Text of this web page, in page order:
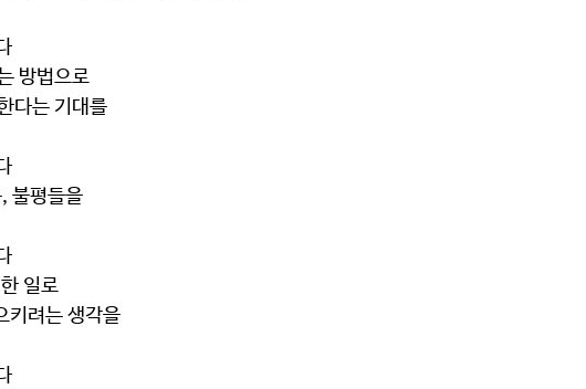
는 방법으로
한다는 기대를
, 불평들을
한 일로
으키려는 생각을